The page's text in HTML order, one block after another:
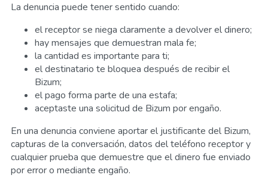
La denuncia puede tener sentido cuando:
el receptor se niega claramente a devolver el dinero;
hay mensajes que demuestran mala fe;
la cantidad es importante para ti;
el destinatario te bloquea después de recibir el
Bizum;
el pago forma parte de una estafa;
aceptaste una solicitud de Bizum por engaño.
En una denuncia conviene aportar el justificante del Bizum,
capturas de la conversación, datos del teléfono receptor y
cualquier prueba que demuestre que el dinero fue enviado
por error o mediante engaño.